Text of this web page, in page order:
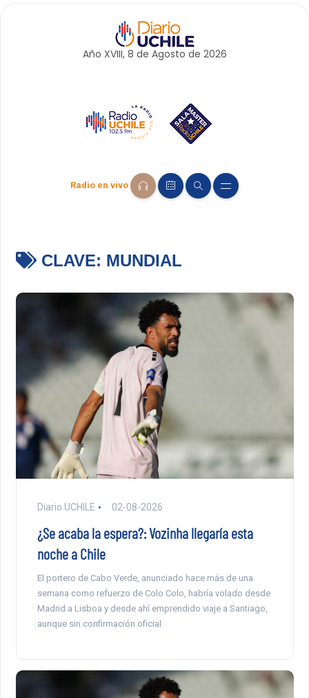
Año XVIII, 8 de Agosto de 2026
Radio en vivo
CLAVE: MUNDIAL
Diario UCHILE 02-08-2026
¿Se acaba la espera?: Vozinha llegaría esta
noche a Chile
El portero de Cabo Verde, anunciado hace más de una
semana como refuerzo de Colo Colo, habría volado desde
Madrid a Lisboa y desde ahí emprendido viaje a Santiago,
aunque sin confirmación oficial.